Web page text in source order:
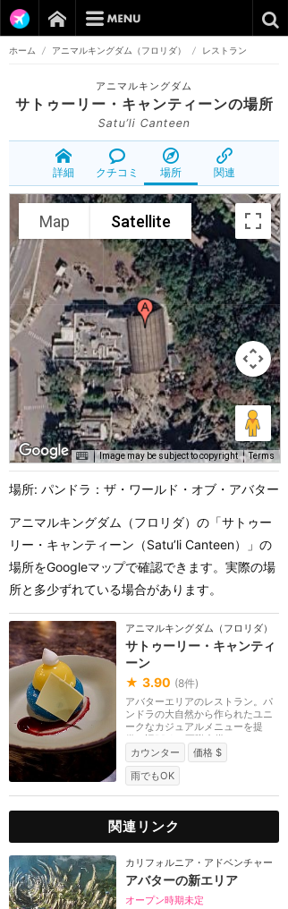
ホーム / アニマルキングダム（フロリダ） / レストラン
アニマルキングダム
サトゥーリー・キャンティーンの場所
Satu’li Canteen
詳細 クチコミ 場所 関連
Map Satellite
Image may be subject to copyright Terms
場所: パンドラ：ザ・ワールド・オブ・アバター
アニマルキングダム（フロリダ）の「サトゥー
リー・キャンティーン（Satu’li Canteen）」の
場所をGoogleマップで確認できます。実際の場
所と多少ずれている場合があります。
アニマルキングダム（フロリダ）
サトゥーリー・キャンティ
ーン
★ 3.90 (8件)
アバターエリアのレストラン。パ
ンドラの大自然から作られたユニ
ークなカジュアルメニューを提
供。旧RDAの軍隊食堂...
カウンター
価格 $
雨でもOK
関連リンク
カリフォルニア・アドベンチャー
アバターの新エリア
オープン時期未定